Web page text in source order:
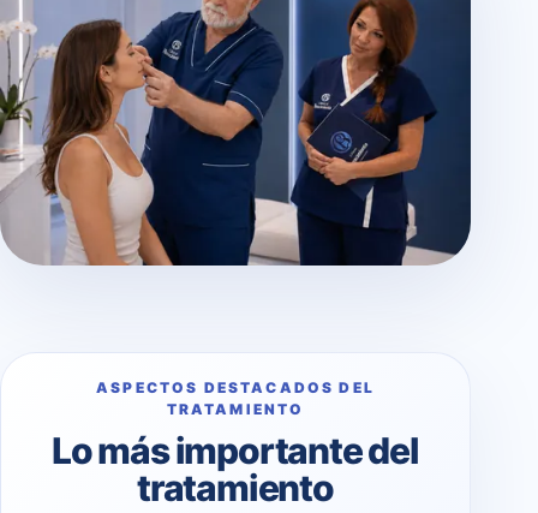
ASPECTOS DESTACADOS DEL
TRATAMIENTO
Lo más importante del
tratamiento